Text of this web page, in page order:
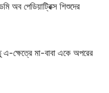
অব পেডিয়াট্রিক্স শিশুদের
ক্ষেত্রে মা-বাবা একে অপরের